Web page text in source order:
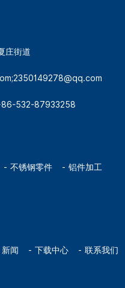
庄街道
532-87933258
不锈钢零件 铝件加工
新闻 下载中心 联系我们